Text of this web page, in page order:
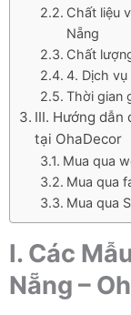
Chất liệu
Nẵng
Chất
4. Dịch
Thời gian
III. Hướng
tại OhaDecor
Mua qua
Mua qua
Mua qua
I. Các
Nẵng –